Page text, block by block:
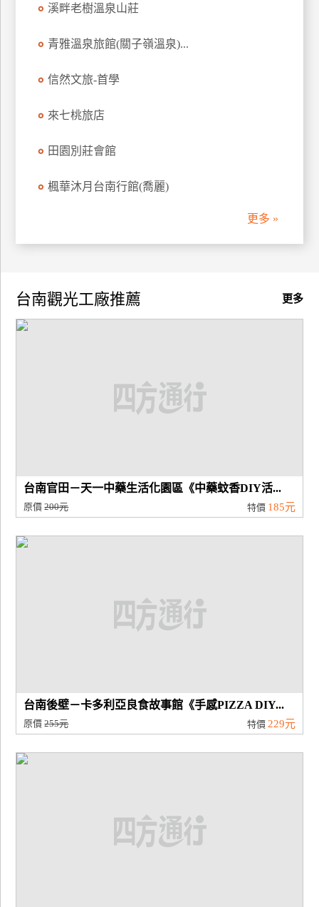
飯
作
計
商
溪畔老樹溫泉山莊
青雅溫泉旅館(關子嶺溫泉)...
信然文旅-首學
來七桃旅店
田園別莊會館
楓華沐月台南行館(喬麗)
更多 »
更多
台南觀光工廠推薦
台南官田－天一中藥生活化園區《中藥蚊香DIY活...
原價200元 特價 185元
台南後壁－卡多利亞良食故事館《手感PIZZA DIY...
原價255元 特價 229元